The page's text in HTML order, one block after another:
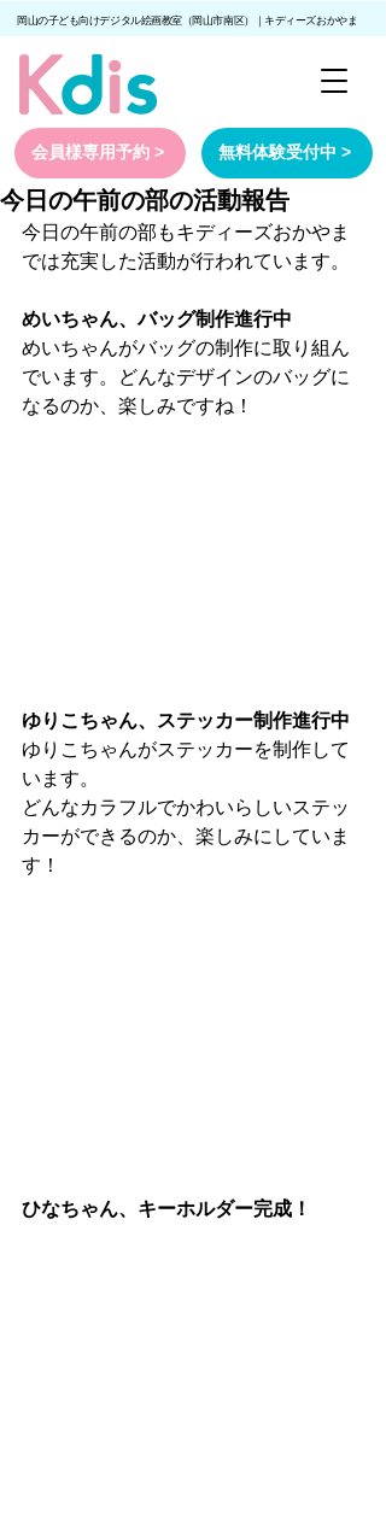
岡山の子ども向けデジタル絵画教室（岡山市南区）｜キディーズおかやま
会員様専用予約 > 無料体験受付中 >
今日の午前の部の活動報告
今日の午前の部もキディーズおかやま
では充実した活動が行われています。
めいちゃん、バッグ制作進行中
めいちゃんがバッグの制作に取り組ん
でいます。どんなデザインのバッグに
なるのか、楽しみですね！
ゆりこちゃん、ステッカー制作進行中
ゆりこちゃんがステッカーを制作して
います。
どんなカラフルでかわいらしいステッ
カーができるのか、楽しみにしていま
す！
ひなちゃん、キーホルダー完成！